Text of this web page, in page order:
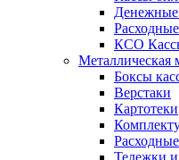
КСО
Металлическая
Боксы
Верстаки
Картотеки
Тележки и